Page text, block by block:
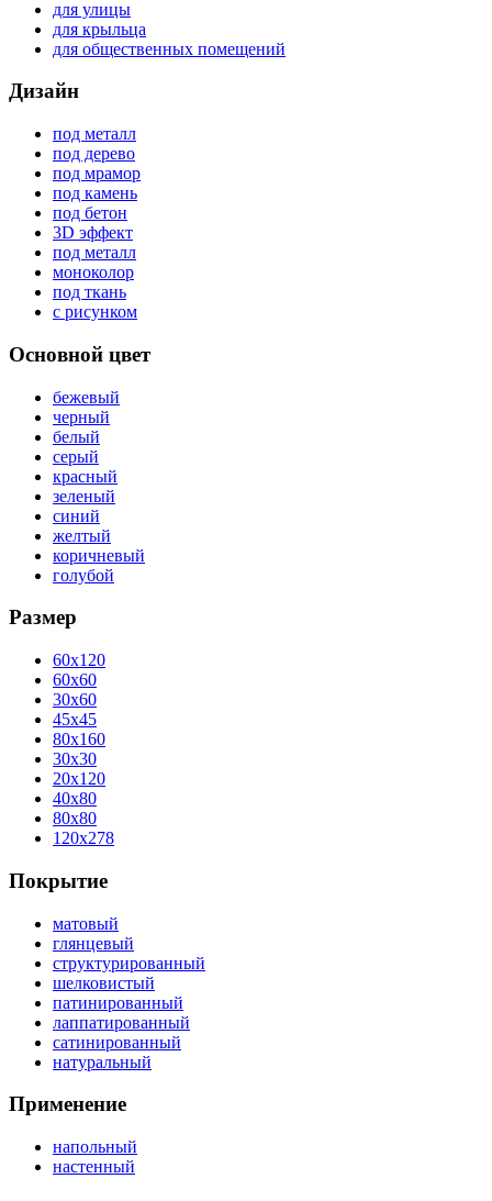
для улицы
для крыльца
для общественных помещений
Дизайн
под металл
под дерево
под мрамор
под камень
под бетон
3D эффект
под металл
моноколор
под ткань
с рисунком
Основной цвет
бежевый
черный
белый
серый
красный
зеленый
синий
желтый
коричневый
голубой
Размер
60x120
60x60
30x60
45x45
80x160
30x30
20x120
40x80
80x80
120x278
Покрытие
матовый
глянцевый
структурированный
шелковистый
патинированный
лаппатированный
сатинированный
натуральный
Применение
напольный
настенный